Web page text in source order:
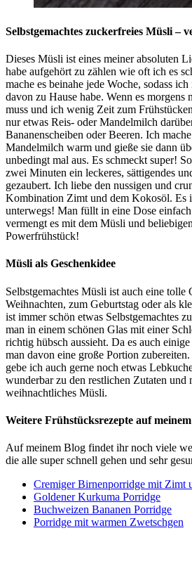
Selbstgemachtes zuckerfreies Müsli –
Dieses Müsli ist eines meiner absoluten
habe aufgehört zu zählen wie oft ich es
mache es beinahe jede Woche, sodass
davon zu Hause habe. Wenn es morgens
muss und ich wenig Zeit zum
nur etwas Reis- oder Mandelmilch
Bananenscheiben oder Beeren. Ich
Mandelmilch warm und gieße sie dann
unbedingt mal aus. Es schmeckt super!
zwei Minuten ein leckeres, sättigendes
gezaubert. Ich liebe den nussigen und
Kombination Zimt und dem Kokosöl. Es
unterwegs! Man füllt in eine Dose
vermengt es mit dem Müsli und
Powerfrühstück!
Müsli als Geschenkidee
Selbstgemachtes Müsli ist auch eine tolle
Weihnachten, zum Geburtstag oder als
ist immer schön etwas Selbstgemachtes
man in einem schönen Glas mit einer
richtig hübsch aussieht. Da es auch
man davon eine große Portion
gebe ich auch gerne noch etwas
wunderbar zu den restlichen Zutaten und
weihnachtliches Müsli.
Weitere Frühstücksrezepte auf
Auf meinem Blog findet ihr noch viele
die alle super schnell gehen und sehr
Cremiger Birnenporridge mit Zimt
Goldener Kurkuma Porridge
Buchweizen Bananen Porridge
Porridge mit warmen Zwetschgen